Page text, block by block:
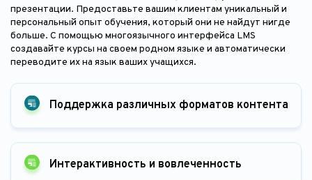
презентации. Предоставьте вашим клиентам уникальный и
персональный опыт обучения, который они не найдут нигде
больше. С помощью многоязычного интерфейса LMS
создавайте курсы на своем родном языке и автоматически
переводите их на язык ваших учащихся.
Поддержка различных форматов контента
Интерактивность и вовлеченность